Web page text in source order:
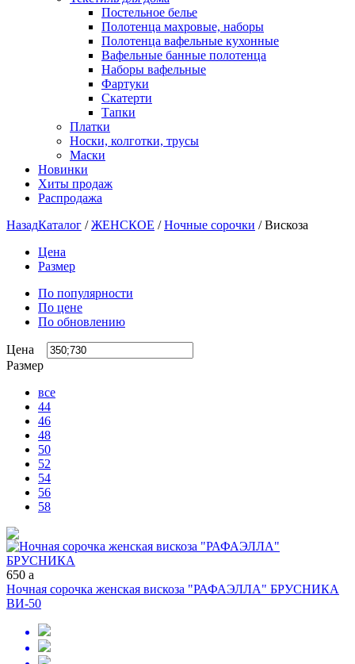
Постельное белье
Полотенца махровые, наборы
Полотенца вафельные кухонные
Вафельные банные полотенца
Наборы вафельные
Фартуки
Скатерти
Тапки
Платки
Носки, колготки, трусы
Маски
Новинки
Хиты продаж
Распродажа
НазадКаталог /ЖЕНСКОЕ /Ночные сорочки /Вискоза
Цена
Размер
По популярности
По цене
По обновлению
Цена
Размер
все
44
46
48
50
52
54
56
58
650 a
Ночная сорочка женская вискоза "РАФАЭЛЛА" БРУСНИКА
ВИ-50